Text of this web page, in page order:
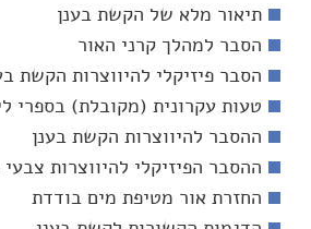
תיאור מלא של הקשת בענן
הסבר למהלך קרני האור
הסבר פיזיקלי להיווצרות הקשת
טעות עקרונית (מקובלת) בספרי
ההסבר להיווצרות הקשת בענן
ההסבר הפיזיקלי להיווצרות
החזרת אור מטיפת מים בודדת